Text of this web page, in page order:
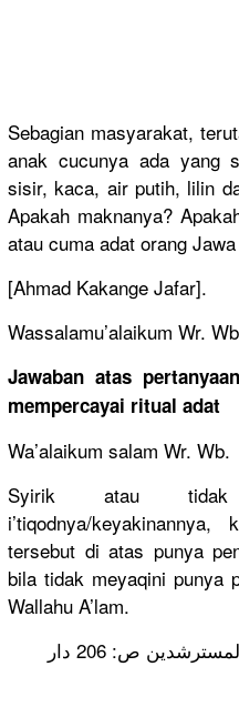
Sebagian masyarakat,
anak cucunya ada yang
sisir, kaca, air putih, lilin
Apakah maknanya?
atau cuma adat orang
[Ahmad Kakange Jafar].
Wassalamu’alaikum Wr.
Jawaban atas
mempercayai ritual adat
Wa’alaikum salam Wr. Wb.
Syirik atau tidak
i’tiqodnya/
tersebut di atas punya
bila tidak meyaqini punya
Wallahu A’lam.
غاية تلخيص المراد بهامش بغية المسترشدين ص: 206 دار